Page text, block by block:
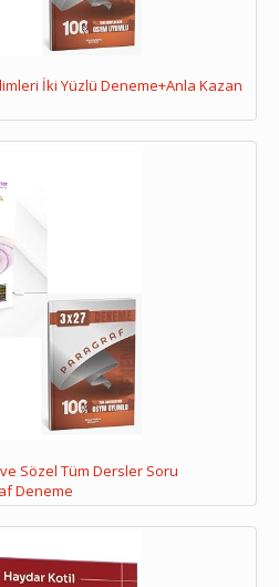
İki Yüzlü Deneme+Anla Kazan
ve Sözel Tüm Dersler Soru
Deneme